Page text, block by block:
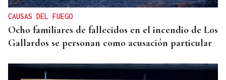
CAUSAS DEL FUEGO
Ocho familiares de fallecidos en el incendio de Los
Gallardos se personan como acusación particular